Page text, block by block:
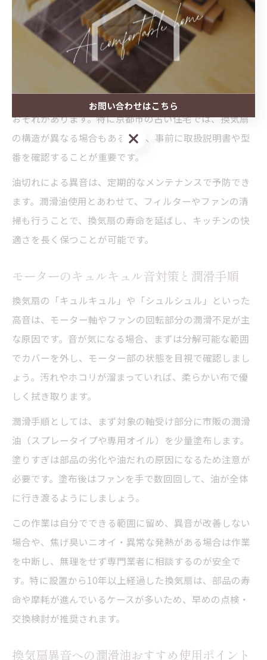
とで、部品同士の摩擦を抑え、静音性を取り戻すことが
できます。
ただし、潤滑油を塗布する前に必ず換気扇の電源を切
り、安全を確保しましょう。油の塗布箇所を間違える
と、ファンやモーター以外の電子部品に悪影響を及ぼす
おそれがあります。特に京都市の古い住宅では、換気扇
の構造が異なる場合もあるため、事前に取扱説明書や型
番を確認することが重要です。
油切れによる異音は、定期的なメンテナンスで予防でき
ます。潤滑油使用とあわせて、フィルターやファンの清
掃も行うことで、換気扇の寿命を延ばし、キッチンの快
適さを長く保つことが可能です。
モーターのキュルキュル音対策と潤滑手順
換気扇の「キュルキュル」や「シュルシュル」といった
高音は、モーター軸やファンの回転部分の潤滑不足が主
な原因です。音が気になる場合、まずは分解可能な範囲
でカバーを外し、モーター部の状態を目視で確認しまし
ょう。汚れやホコリが溜まっていれば、柔らかい布で優
しく拭き取ります。
潤滑手順としては、まず対象の軸受け部分に市販の潤滑
油（スプレータイプや専用オイル）を少量塗布します。
塗りすぎは部品の劣化や油だれの原因になるため注意が
必要です。塗布後はファンを手で数回回して、油が全体
に行き渡るようにしましょう。
この作業は自分でできる範囲に留め、異音が改善しない
場合や、焦げ臭いニオイ・異常な発熱がある場合は作業
を中断し、無理をせず専門業者に相談するのが安全で
す。特に設置から10年以上経過した換気扇は、部品の寿
命や摩耗が進んでいるケースが多いため、早めの点検・
交換検討が推奨されます。
換気扇異音への潤滑油おすすめ使用ポイント
お問い合わせはこちら
お問い合わせはこちら